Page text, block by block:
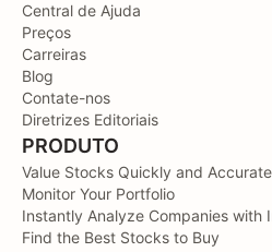
Central de Ajuda
Preços
Carreiras
Blog
Contate-nos
Diretrizes Editoriais
PRODUTO
Value Stocks Quickly and
Monitor Your Portfolio
Instantly Analyze Companies with
Find the Best Stocks to Buy